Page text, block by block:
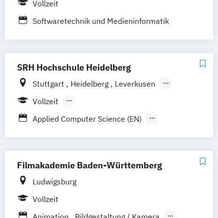
Vollzeit
Softwaretechnik und Medieninformatik
SRH Hochschule Heidelberg
Stuttgart Heidelberg
Leverkusen
Hamburg
Vollzeit
Berufsbegleitendes Präsenzstudium
Applied Computer Science (EN)
Virtual Reality and Game Development
Wirtschaftsrecht – Data Security
Social Media und IP-Law
Filmakademie Baden-Württemberg
Ludwigsburg
Vollzeit